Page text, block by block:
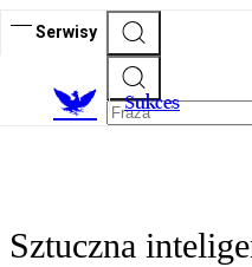
Serwisy
Sukces
Sztuczna